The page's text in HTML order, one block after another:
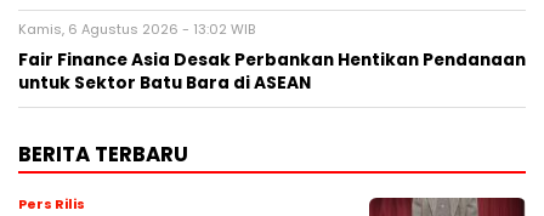
Kamis, 6 Agustus 2026 - 13:02 WIB
Fair Finance Asia Desak Perbankan Hentikan Pendanaan
untuk Sektor Batu Bara di ASEAN
BERITA TERBARU
Pers Rilis